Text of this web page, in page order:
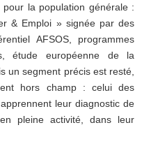
la population générale :
& Emploi » signée par des
AFSOS, programmes
étude européenne de la
un segment précis est resté,
hors champ : celui des
leur diagnostic de
pleine activité, dans leur